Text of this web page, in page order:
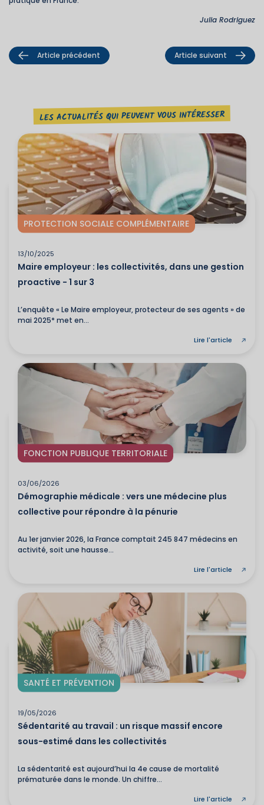
Julia Rodriguez
Article précédent Article suivant
LES ACTUALITÉS QUI PEUVENT VOUS INTÉRESSER
PROTECTION SOCIALE COMPLÉMENTAIRE
13/10/2025
Maire employeur : les collectivités, dans une gestion
proactive - 1 sur 3
L’enquête « Le Maire employeur, protecteur de ses agents » de
mai 2025* met en...
Lire l'article
FONCTION PUBLIQUE TERRITORIALE
03/06/2026
Démographie médicale : vers une médecine plus
collective pour répondre à la pénurie
Au 1er janvier 2026, la France comptait 245 847 médecins en
activité, soit une hausse...
Lire l'article
SANTÉ ET PRÉVENTION
19/05/2026
Sédentarité au travail : un risque massif encore
sous-estimé dans les collectivités
La sédentarité est aujourd’hui la 4e cause de mortalité
prématurée dans le monde. Un chiffre...
Lire l'article